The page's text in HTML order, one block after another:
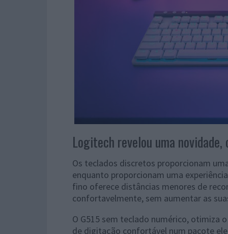
Logitech revelou uma novidade,
Os teclados discretos proporcionam
enquanto proporcionam uma
fino oferece distâncias menores de
confortavelmente, sem aumentar as
O G515 sem teclado numérico, otimiza
de digitação confortável num pacote